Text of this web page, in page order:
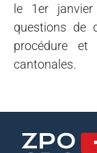
le 1er
questions de
procédure
cantonales.